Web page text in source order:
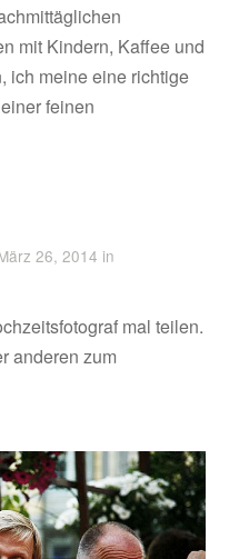
mit Kindern, Kaffee und
ich meine eine richtige
feinen
26, 2014 in
mal teilen.
anderen zum